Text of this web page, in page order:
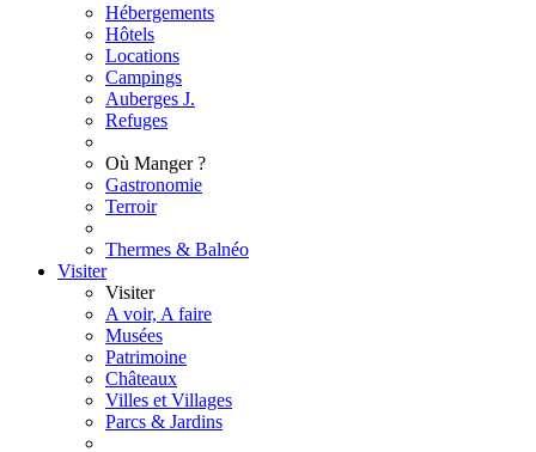
Hébergements
Hôtels
Locations
Campings
Auberges J.
Refuges
Où Manger ?
Gastronomie
Terroir
Thermes & Balnéo
Visiter
Visiter
A voir, A faire
Musées
Patrimoine
Châteaux
Villes et Villages
Parcs & Jardins